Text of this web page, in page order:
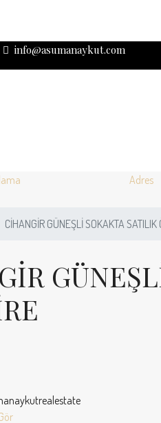
info@asumanaykut.com
Adres
CİHANGİR GÜNEŞLİ SOKAKTA SATILIK